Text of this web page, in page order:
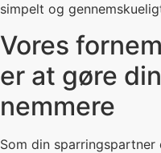
simpelt og
Vores
er at gøre
nemmere
Som din